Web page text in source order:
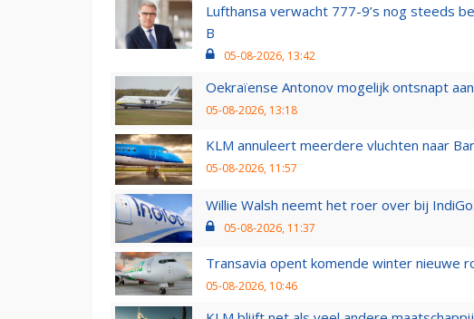
Lufthansa verwacht 777-9’s nog steeds
B
05-08-2026, 13:42
Oekraïense Antonov mogelijk ontsnapt
05-08-2026, 13:18
KLM annuleert meerdere vluchten naar
05-08-2026, 11:57
Willie Walsh neemt het roer over bij
05-08-2026, 11:37
Transavia opent komende winter nieuwe
05-08-2026, 10:46